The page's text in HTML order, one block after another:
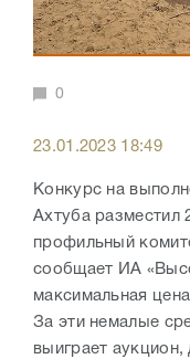
0
23.01.2023 18:49
Конкурс на
Ахтуба разместил
профильный
сообщает ИА
максимальная
За эти немалые
выиграет